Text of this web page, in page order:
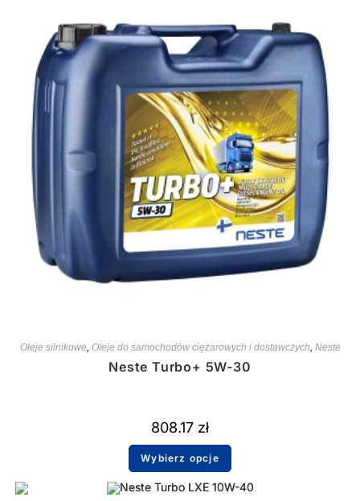
Oleje silnikowe, Oleje do samochodów ciężarowych i dostawczych, Neste
Neste Turbo+ 5W-30
808.17 zł
Wybierz opcje